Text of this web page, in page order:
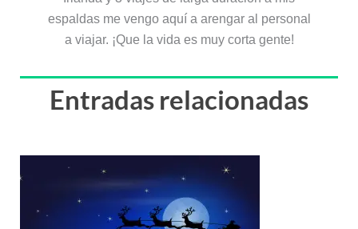
espaldas me vengo aquí a arengar al personal
a viajar. ¡Que la vida es muy corta gente!
Entradas relacionadas